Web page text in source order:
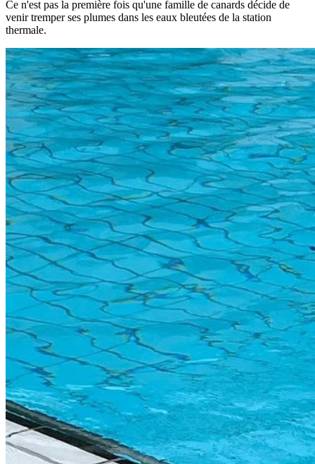
Ce n'est pas la première fois qu'une famille de canards décide de
venir tremper ses plumes dans les eaux bleutées de la station
thermale.